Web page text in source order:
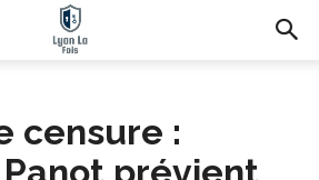
censure :
prévient